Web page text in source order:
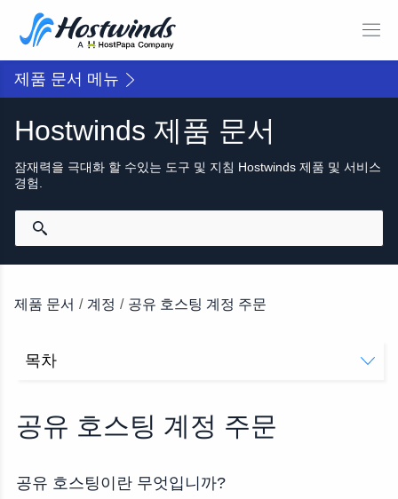
제품 문서 메뉴
Hostwinds 제품 문서
잠재력을 극대화 할 수있는 도구 및 지침 Hostwinds 제품 및 서비스
경험.
제품 문서 / 계정 / 공유 호스팅 계정 주문
목차
공유 웹 호스팅 계획을 주문하십시오
기본 웹 호스팅
궁극의 웹 호스팅
공유 호스팅 계정 주문
공유 호스팅이란 무엇입니까?